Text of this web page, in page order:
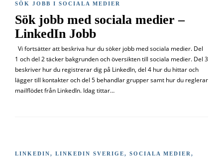
SÖK JOBB I SOCIALA MEDIER
Sök jobb med sociala medier –
LinkedIn Jobb
Vi fortsätter att beskriva hur du söker jobb med sociala medier. Del
1 och del 2 täcker bakgrunden och översikten till sociala medier. Del 3
beskriver hur du registrerar dig på LinkedIn, del 4 hur du hittar och
lägger till kontakter och del 5 behandlar grupper samt hur du reglerar
mailflödet från LinkedIn. Idag tittar…
LINKEDIN, LINKEDIN SVERIGE, SOCIALA MEDIER ,